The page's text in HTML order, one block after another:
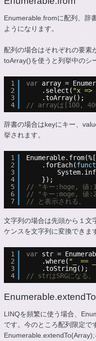
Enumerable.fromに配列、辞
ようになります。
配列の場合はそれぞれの要素
toArray()を使うと列挙中のシ
1
2
3
4
var array =
.select( "x
.toArray();
// arrayは[100,
辞書の場合はkeyにキー、
挙されます。
1
2
3
4
5
6
7
Enumerable.from(%[
.forEach(
});
// "キー:hoge, 値
// "キー:moge, 値
// と表示される。
文字列の場合は先頭から１文
ケンスを文字列に変換できま
1
2
3
4
var str =
.where( "_ ==
.toString();
// strはSRGになる。
Enumerable.extendTo
LINQを頻繁に使う場合、
です。今のところ配列限定で